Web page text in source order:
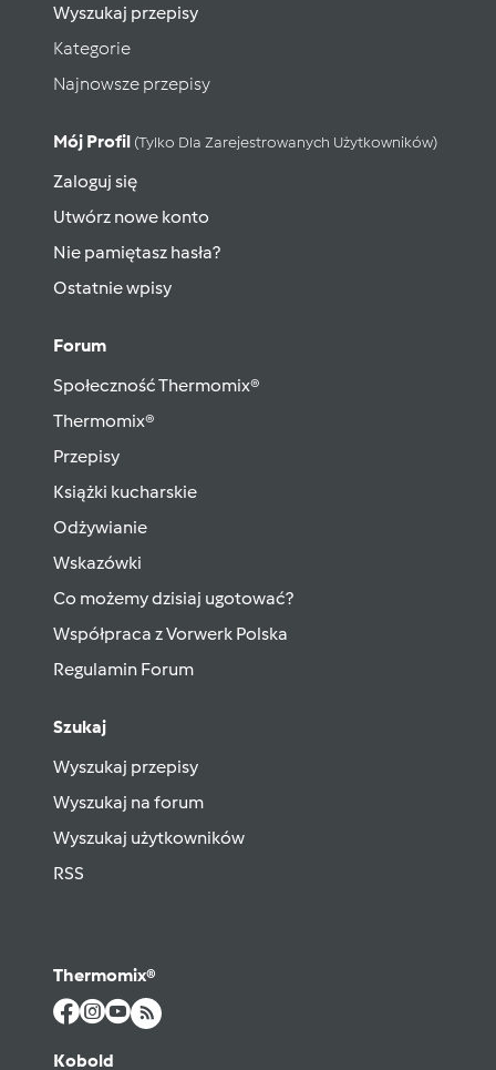
Wyszukaj przepisy
Kategorie
Najnowsze przepisy
Mój Profil (tylko Dla Zarejestrowanych Użytkowników)
Zaloguj się
Utwórz nowe konto
Nie pamiętasz hasła?
Ostatnie wpisy
Forum
Społeczność Thermomix®
Thermomix®
Przepisy
Książki kucharskie
Odżywianie
Wskazówki
Co możemy dzisiaj ugotować?
Współpraca z Vorwerk Polska
Regulamin Forum
Szukaj
Wyszukaj przepisy
Wyszukaj na forum
Wyszukaj użytkowników
RSS
Thermomix®
Kobold